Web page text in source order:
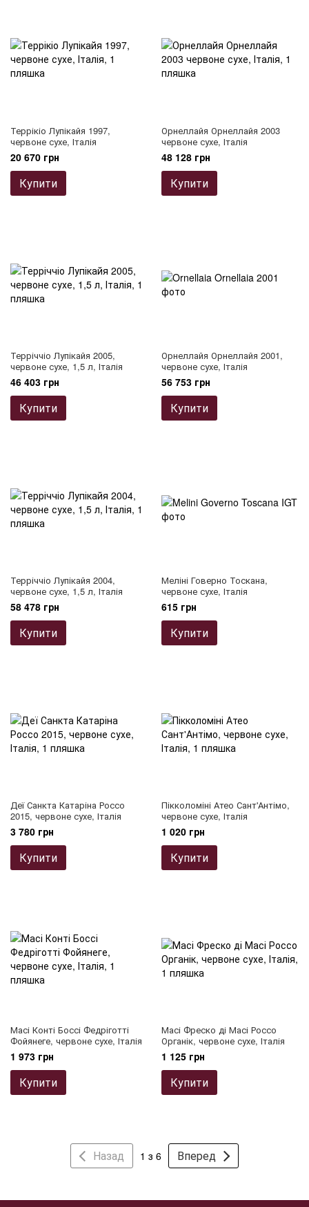
Террікіо Лупікайя 1997,
червоне сухе, Італія
20 670 грн
Купити
Орнеллайя Орнеллайя 2003
червоне сухе, Італія
48 128 грн
Купити
Терріччіо Лупікайя 2005,
червоне сухе, 1,5 л, Італія
46 403 грн
Купити
Орнеллайя Орнеллайя 2001,
червоне сухе, Італія
56 753 грн
Купити
Терріччіо Лупікайя 2004,
червоне сухе, 1,5 л, Італія
58 478 грн
Купити
Меліні Говерно Тоскана,
червоне сухе, Італія
615 грн
Купити
Деї Санкта Катаріна Россо
2015, червоне сухе, Італія
3 780 грн
Купити
Пікколоміні Атео Сант'Антімо,
червоне сухе, Італія
1 020 грн
Купити
Масі Конті Боссі Федріготті
Фойянеге, червоне сухе, Італія
1 973 грн
Купити
Масі Фреско ді Масі Россо
Органік, червоне сухе, Італія
1 125 грн
Купити
Назад 1 з 6 Вперед